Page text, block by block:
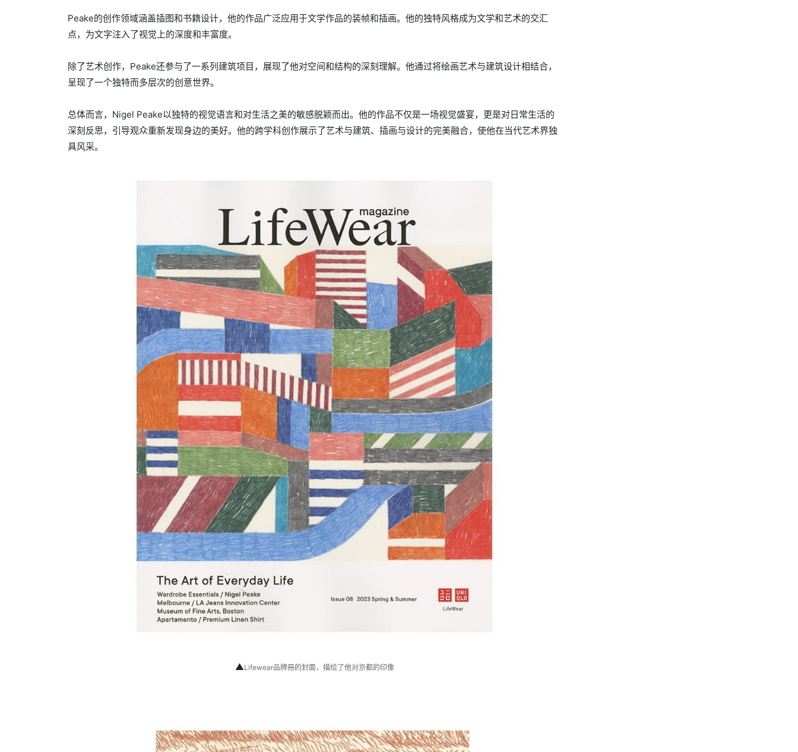
Peake的创作领域涵盖插图和书籍设计，他的作品广泛应用于文学作品的装帧和插画。他的独特风格成为文学和艺术的交汇
点，为文字注入了视觉上的深度和丰富度。
除了艺术创作，Peake还参与了一系列建筑项目，展现了他对空间和结构的深刻理解。他通过将绘画艺术与建筑设计相结合，
呈现了一个独特而多层次的创意世界。
总体而言，Nigel Peake以独特的视觉语言和对生活之美的敏感脱颖而出。他的作品不仅是一场视觉盛宴，更是对日常生活的
深刻反思，引导观众重新发现身边的美好。他的跨学科创作展示了艺术与建筑、插画与设计的完美融合，使他在当代艺术界独
具风采。
▲Lifewear品牌冊的封面，描绘了他对京都的印像